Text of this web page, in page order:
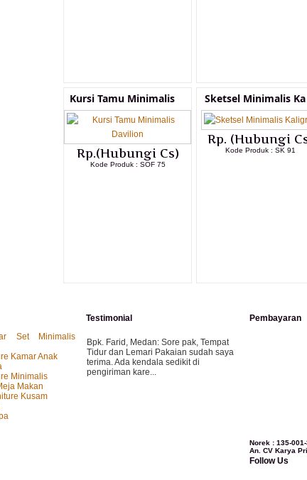
Kursi Tamu Minimalis
Rp.(Hubungi Cs)
Kode Produk : SOF 75
Sketsel Minimalis Ka
Rp. (Hubungi
Kode Produk : SK 91
Set Minimalis
Kamar Anak
Minimalis
Makan
Kusam
Testimonial
Bpk. Farid, Medan: Sore pak, Tempat
Tidur dan Lemari Pakaian sudah saya
terima. Ada kendala sedikit di
pengiriman kare...
Pembayaran
Norek : 135-
An. CV Karya
Follow Us